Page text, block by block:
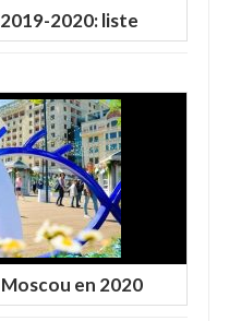
2020: liste
en 2020